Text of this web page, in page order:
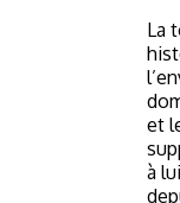
La
et
à